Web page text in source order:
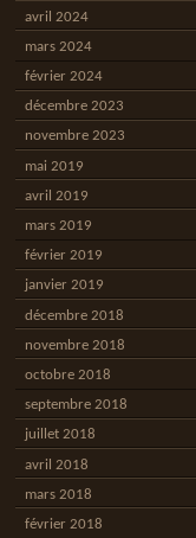
avril 2024
mars 2024
février 2024
décembre 2023
novembre 2023
mai 2019
avril 2019
mars 2019
février 2019
janvier 2019
décembre 2018
novembre 2018
octobre 2018
septembre 2018
juillet 2018
avril 2018
mars 2018
février 2018